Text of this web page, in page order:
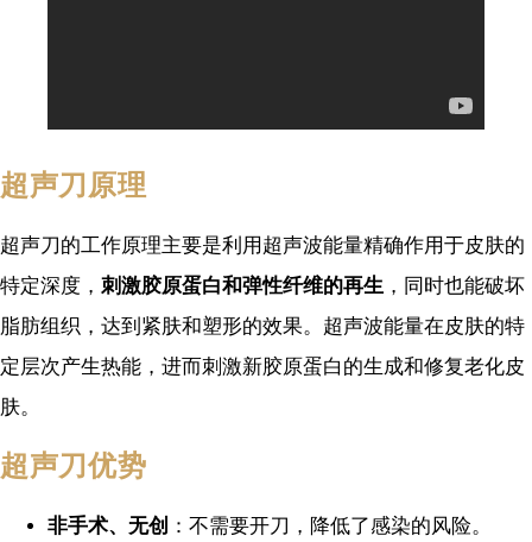
超声刀原理
超声刀的工作原理主要是利用超声波能量精确作用于皮肤的
特定深度， 刺激胶原蛋白和弹性纤维的再生 ，同时也能破坏
脂肪组织，达到紧肤和塑形的效果。超声波能量在皮肤的特
定层次产生热能，进而刺激新胶原蛋白的生成和修复老化皮
肤。
超声刀优势
非手术、无创 ：不需要开刀，降低了感染的风险。